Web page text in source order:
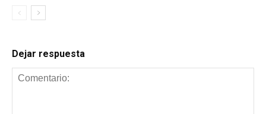
Dejar respuesta